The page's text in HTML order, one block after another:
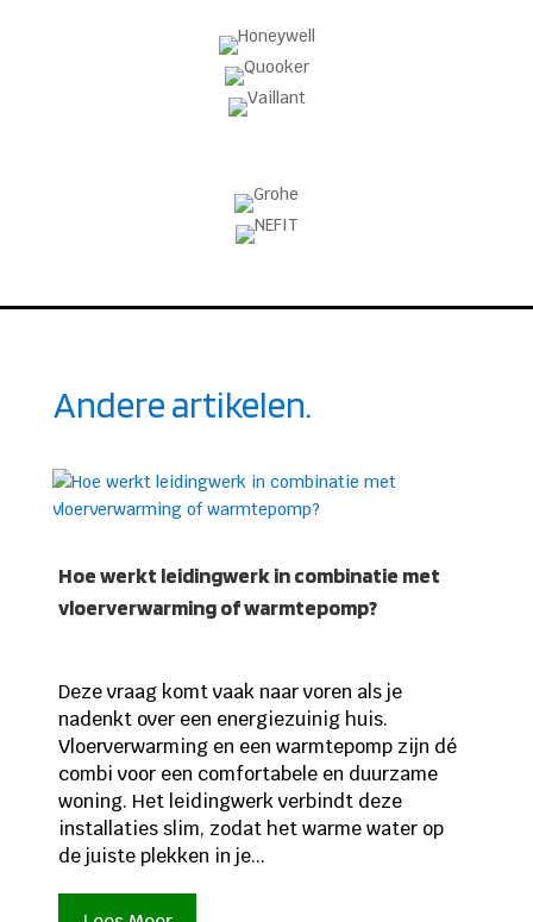
Andere artikelen.
Hoe werkt leidingwerk in combinatie met
vloerverwarming of warmtepomp?
Deze vraag komt vaak naar voren als je
nadenkt over een energiezuinig huis.
Vloerverwarming en een warmtepomp zijn dé
combi voor een comfortabele en duurzame
woning. Het leidingwerk verbindt deze
installaties slim, zodat het warme water op
de juiste plekken in je...